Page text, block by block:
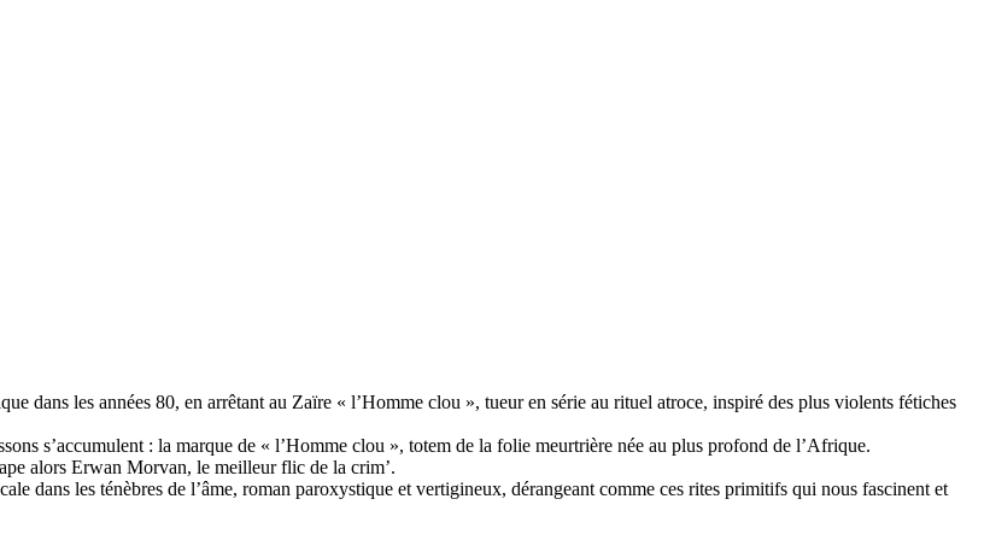
dans les années 80, en arrêtant au Zaïre « l’Homme clou », tueur en série au rituel atroce, inspiré des plus violents fétiches
s’accumulent : la marque de « l’Homme clou », totem de la folie meurtrière née au plus profond de l’Afrique.
alors Erwan Morvan, le meilleur flic de la crim’.
dans les ténèbres de l’âme, roman paroxystique et vertigineux, dérangeant comme ces rites primitifs qui nous fascinent et